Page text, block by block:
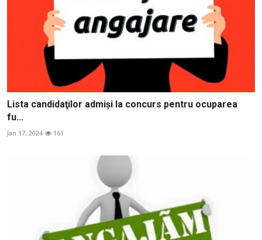
Lista candidaţilor admişi la concurs pentru ocuparea
fu...
Jan 17, 2024 161